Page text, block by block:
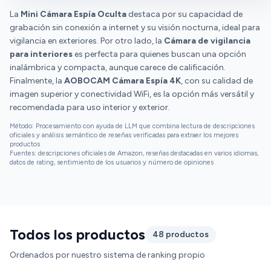
embargo, hay opiniones diversas sobre la duración de la
batería.
La Mini Cámara Espía Oculta destaca por su capacidad de
grabación sin conexión a internet y su visión nocturna, ideal para
vigilancia en exteriores. Por otro lado, la Cámara de vigilancia
para interiores es perfecta para quienes buscan una opción
inalámbrica y compacta, aunque carece de calificación.
Finalmente, la AOBOCAM Cámara Espía 4K, con su calidad de
imagen superior y conectividad WiFi, es la opción más versátil y
recomendada para uso interior y exterior.
Método: Procesamiento con ayuda de LLM que combina lectura de descripciones
oficiales y análisis semántico de reseñas verificadas para extraer los mejores
productos
Fuentes: descripciones oficiales de Amazon, reseñas destacadas en varios idiomas,
datos de rating, sentimiento de los usuarios y número de opiniones
Todos los productos
48 productos
Ordenados por nuestro sistema de ranking propio